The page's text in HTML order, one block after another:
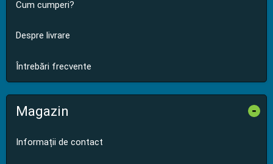
Cum cumperi?
Despre livrare
Întrebări frecvente
Magazin -
Informații de contact